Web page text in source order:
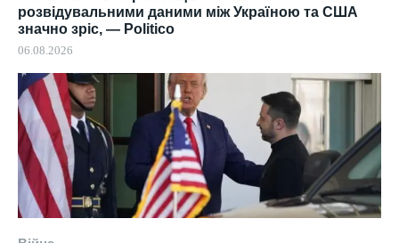
розвідувальними даними між Україною та США
значно зріс, — Politico
06.08.2026